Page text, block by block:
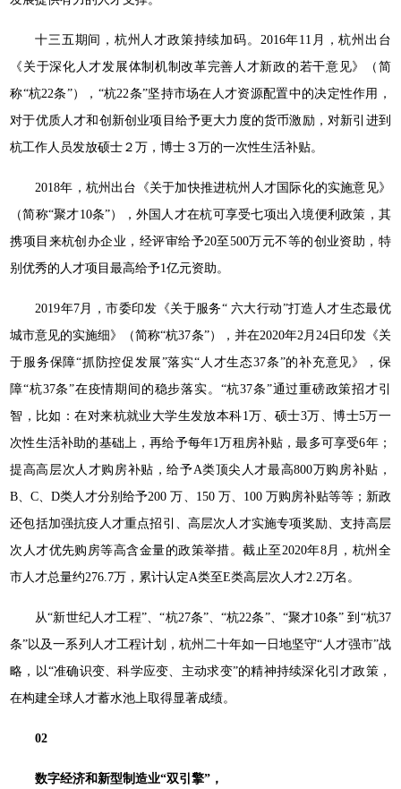
十三五期间，杭州人才政策持续加码。2016年11月，杭州出台
《关于深化人才发展体制机制改革完善人才新政的若干意见》（简
称“杭22条”），“杭22条”坚持市场在人才资源配置中的决定性作用，
对于优质人才和创新创业项目给予更大力度的货币激励，对新引进到
杭工作人员发放硕士２万，博士３万的一次性生活补贴。
2018年，杭州出台《关于加快推进杭州人才国际化的实施意见》
（简称“聚才10条”），外国人才在杭可享受七项出入境便利政策，其
携项目来杭创办企业，经评审给予20至500万元不等的创业资助，特
别优秀的人才项目最高给予1亿元资助。
2019年7月，市委印发《关于服务“ 六大行动”打造人才生态最优
城市意见的实施细》（简称“杭37条”），并在2020年2月24日印发《关
于服务保障“抓防控促发展”落实“人才生态37条”的补充意见》，保
障“杭37条”在疫情期间的稳步落实。“杭37条”通过重磅政策招才引
智，比如：在对来杭就业大学生发放本科1万、硕士3万、博士5万一
次性生活补助的基础上，再给予每年1万租房补贴，最多可享受6年；
提高高层次人才购房补贴，给予A类顶尖人才最高800万购房补贴，
B、C、D类人才分别给予200 万、150 万、100 万购房补贴等等；新政
还包括加强抗疫人才重点招引、高层次人才实施专项奖励、支持高层
次人才优先购房等高含金量的政策举措。截止至2020年8月，杭州全
市人才总量约276.7万，累计认定A类至E类高层次人才2.2万名。
从“新世纪人才工程”、“杭27条”、“杭22条”、“聚才10条” 到“杭37
条”以及一系列人才工程计划，杭州二十年如一日地坚守“人才强市”战
略，以“准确识变、科学应变、主动求变”的精神持续深化引才政策，
在构建全球人才蓄水池上取得显著成绩。
02
数字经济和新型制造业“双引擎”，